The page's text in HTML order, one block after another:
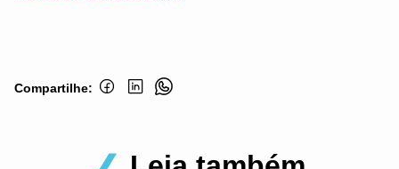
Compartilhe: